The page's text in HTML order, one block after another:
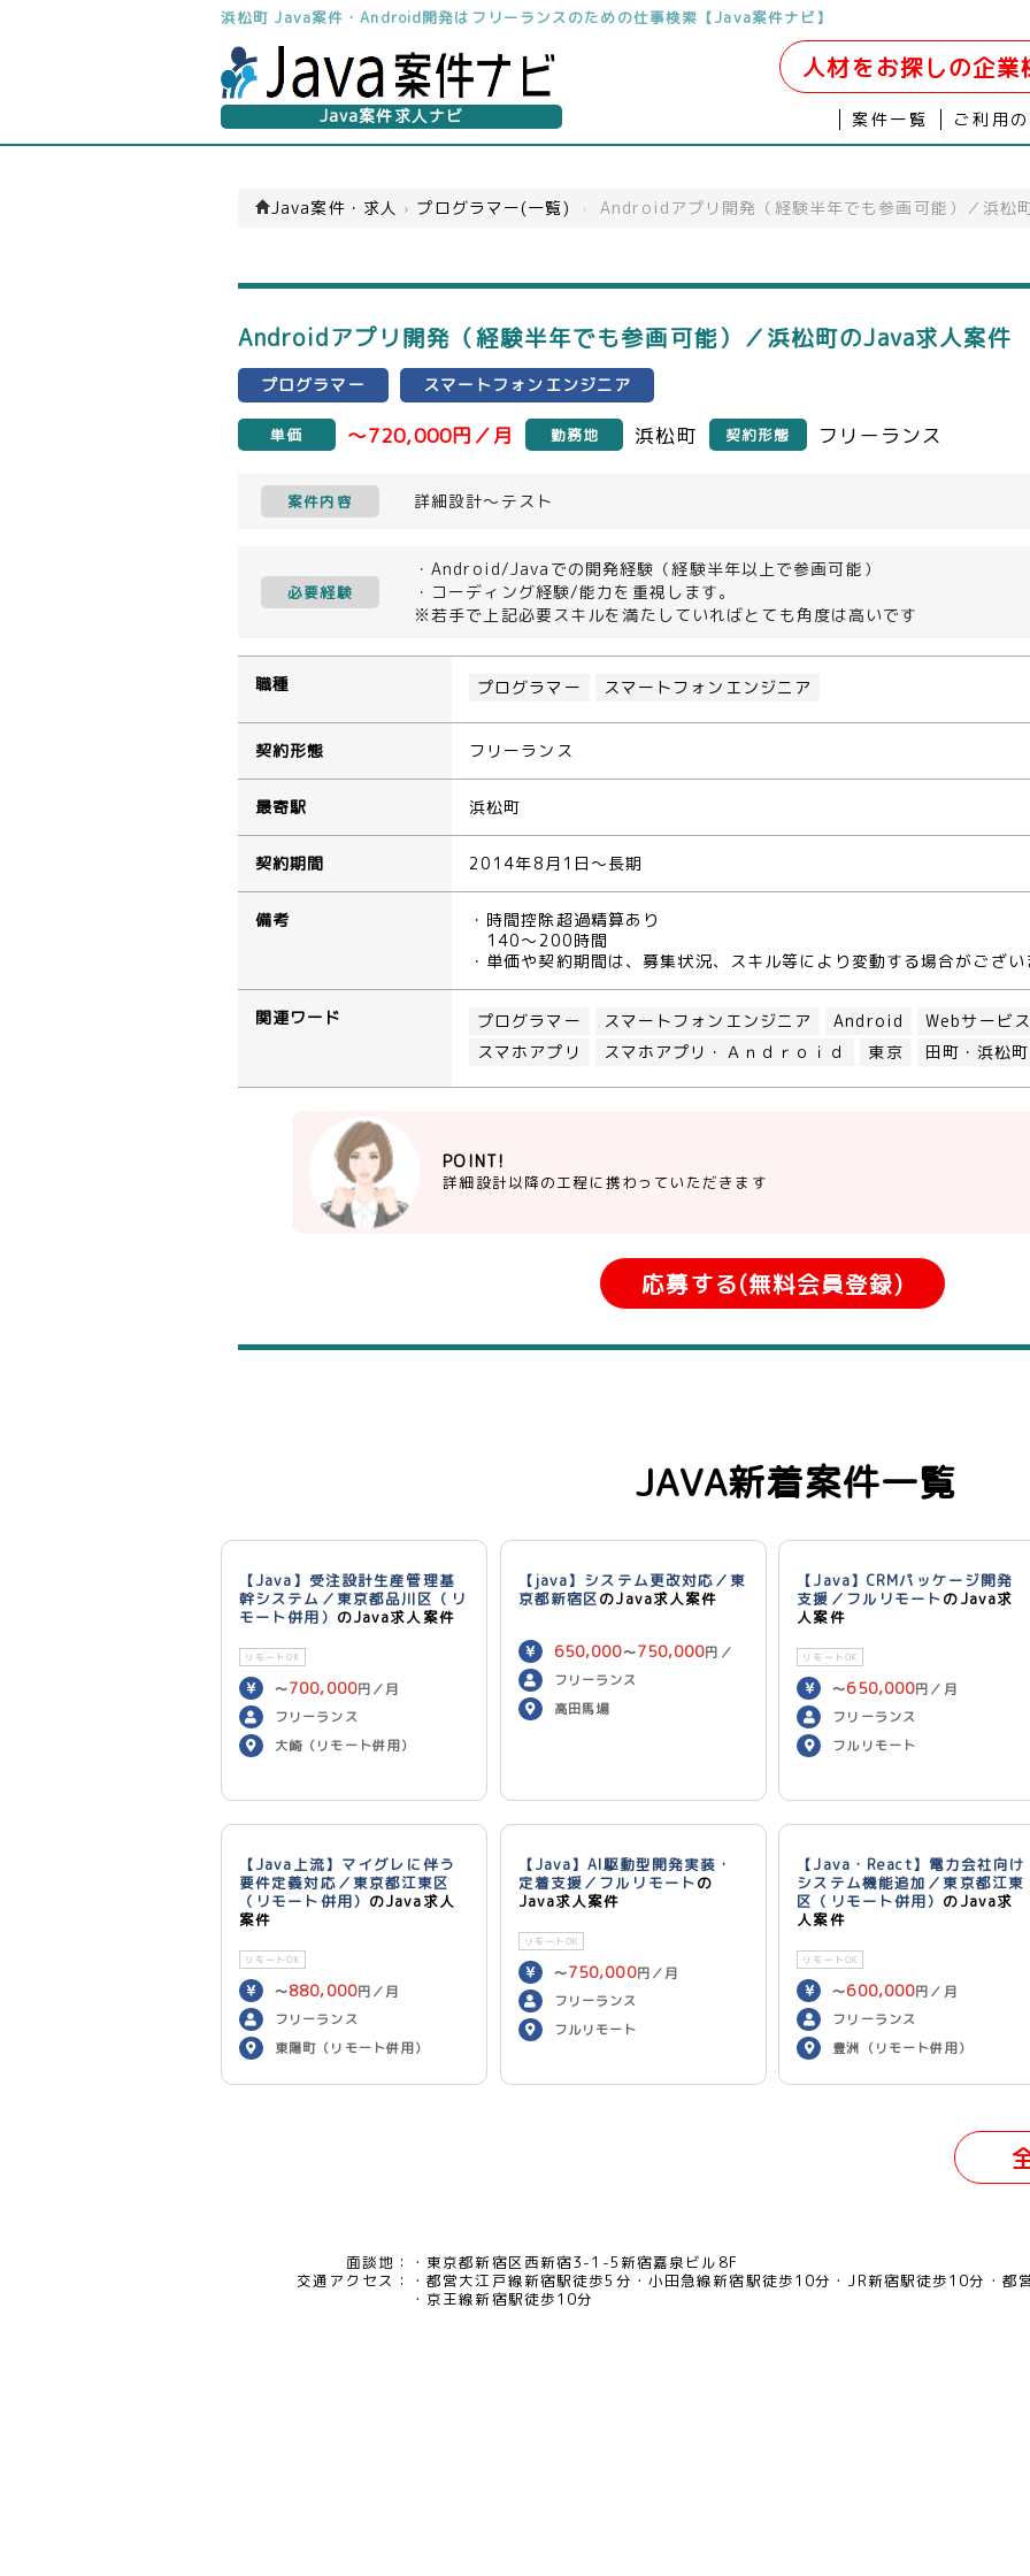
浜松町 Java案件・Android開発はフリーランスのための仕事検索【Java案件ナビ】
Java案件求人ナビ
人材をお探しの企業
案件一覧 ご利用
Java案件・求人 › プログラマー(一覧) › Androidアプリ開発（経験半年でも参画可能）／浜松
Androidアプリ開発（経験半年でも参画可能）／浜松町のJava求人案件
プログラマー スマートフォンエンジニア
単価 ～720,000円／月 勤務地 浜松町 契約形態 フリーランス
案件内容 詳細設計～テスト
必要経験
・Android/Javaでの開発経験（経験半年以上で参画可能）
・コーディング経験/能力を重視します。
※若手で上記必要スキルを満たしていればとても角度は高いです
職種 プログラマー スマートフォンエンジニア
契約形態 フリーランス
最寄駅 浜松町
契約期間 2014年8月1日～長期
備考
・時間控除超過精算あり
140～200時間
・単価や契約期間は、募集状況、スキル等により変動する場合がござ
関連ワード プログラマー スマートフォンエンジニア Android
Webサービ
スマホアプリ
スマホアプリ・Ａｎｄｒｏｉｄ 東京 田町・浜松
POINT!
詳細設計以降の工程に携わっていただきます
応募する(無料会員登録)
JAVA新着案件一覧
【Java】受注設計生産管理基
幹システム／東京都品川区（リ
モート併用） のJava求人案件
リモートOK
〜700,000円／月
フリーランス
大崎（リモート併用）
【java】システム更改対応／東
京都新宿区のJava求人案件
650,000〜750,000円／
月
フリーランス
高田馬場
【Java】CRMパッケージ開発
支援／フルリモートのJava求
人案件
リモートOK
〜650,000円／月
フリーランス
フルリモート
【Java上流】マイグレに伴う
要件定義対応／東京都江東区
（リモート併用） のJava求人
案件
リモートOK
〜880,000円／月
フリーランス
東陽町（リモート併用）
【Java】AI駆動型開発実装・
定着支援／フルリモートの
Java求人案件
リモートOK
〜750,000円／月
フリーランス
フルリモート
【Java・React】電力会社向け
システム機能追加／東京都江東
区（リモート併用） のJava求
人案件
リモートOK
〜600,000円／月
フリーランス
豊洲（リモート併用）
面談地：
東京都新宿区西新宿3-1-5新宿嘉泉ビル8F
交通アクセス：
都営大江戸線新宿駅徒歩5分 小田急線新宿駅徒歩10分 JR新宿駅徒歩10分
都
京王線新宿駅徒歩10分